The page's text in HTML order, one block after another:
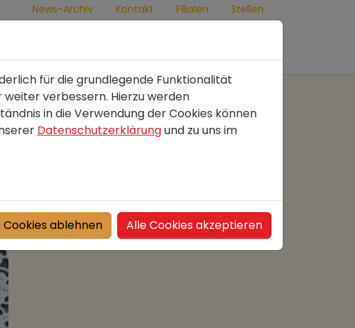
News-Archiv Kontakt Filialen Stellen
Geschenkideen
für die grundlegende Funktionalität
verbessern. Hierzu werden
in die Verwendung der Cookies können
Datenschutzerklärungund zu uns im
Cookies ablehnen Alle Cookies akzeptieren